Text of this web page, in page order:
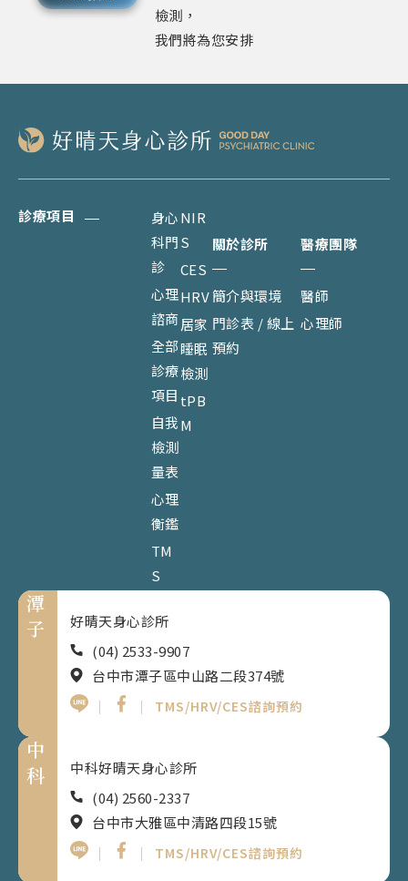
檢測，
我們將為您安排
診療項目
身心
科門
診
心理
諮商
全部
診療
項目
自我
檢測
量表
心理
衡鑑
TM
S
NIR
S
CES
HRV
居家
睡眠
檢測
tPB
M
關於診所
簡介與環境
門診表 / 線上
預約
醫療團隊
醫師
心理師
潭
子
好晴天身心診所
(04) 2533-9907
台中市潭子區中山路二段374號
｜
｜ TMS/HRV/CES諮詢預約
中
科
中科好晴天身心診所
(04) 2560-2337
台中市大雅區中清路四段15號
｜
｜ TMS/HRV/CES諮詢預約